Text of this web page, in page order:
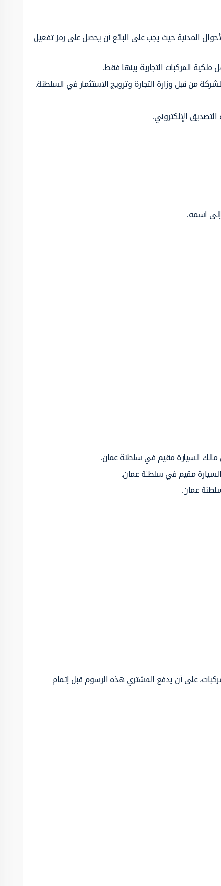
المدنية حيث يجب على البائع أن يحصل على رمز تفعيل
ملكية المركبات التجارية بينها فقط.
من قبل وزارة التجارة وترويج الاستثمار في السلطنة.
الإلكتروني.
اسمه.
مالك السيارة مقيم في سلطنة عمان.
السيارة مقيم في سلطنة عمان.
عمان.
على أن يدفع المشتري هذه الرسوم قبل إتمام